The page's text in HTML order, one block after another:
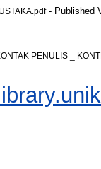
- Published
PENULIS _